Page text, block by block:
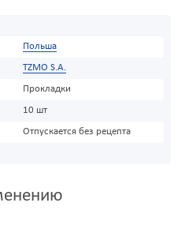
Польша
TZMO S.A.
Прокладки
10 шт
Отпускается без рецепта